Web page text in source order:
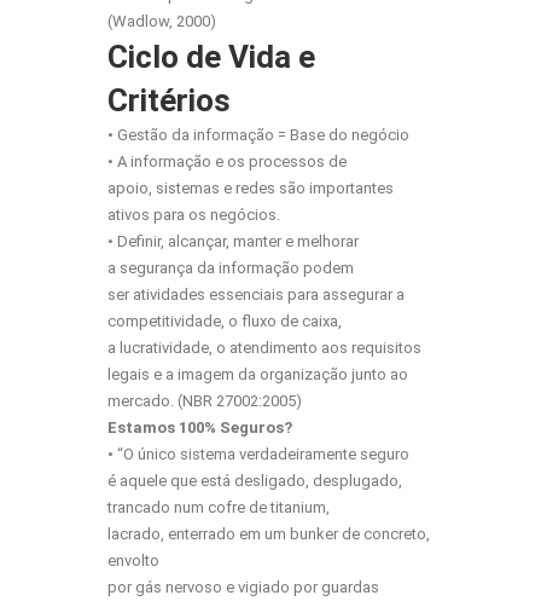
(Wadlow, 2000)
Ciclo de Vida e
Critérios
• Gestão da informação = Base do negócio
• A informação e os processos de
apoio, sistemas e redes são importantes
ativos para os negócios.
• Definir, alcançar, manter e melhorar
a segurança da informação podem
ser atividades essenciais para assegurar a
competitividade, o fluxo de caixa,
a lucratividade, o atendimento aos requisitos
legais e a imagem da organização junto ao
mercado. (NBR 27002:2005)
Estamos 100% Seguros?
• “O único sistema verdadeiramente seguro
é aquele que está desligado, desplugado,
trancado num cofre de titanium,
lacrado, enterrado em um bunker de concreto,
envolto
por gás nervoso e vigiado por guardas